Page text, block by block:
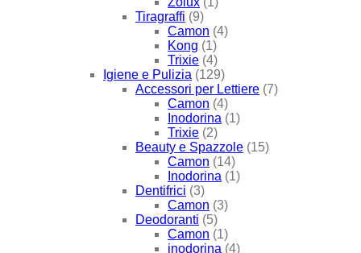
Tiragraffi (9)
Camon (4)
Kong (1)
Trixie (4)
Igiene e Pulizia (129)
Accessori per Lettiere (7)
Camon (4)
Inodorina (1)
Trixie (2)
Beauty e Spazzole (15)
Camon (14)
Inodorina (1)
Dentifrici (3)
Camon (3)
Deodoranti (5)
Camon (1)
inodorina (4)